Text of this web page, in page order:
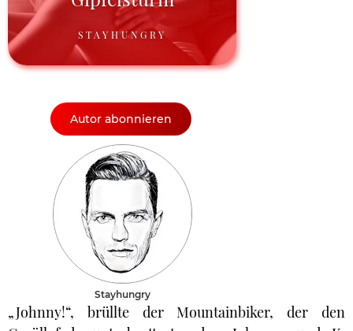
STAYHUNGRY
Autor abonnieren
Stayhungry
„Johnny!“, brüllte der Mountainbiker, der den